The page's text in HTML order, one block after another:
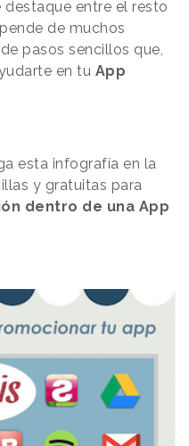
destaque entre el resto
de muchos
pasos sencillos que,
en tu App
esta infografía en la
y gratuitas para
dentro de una App